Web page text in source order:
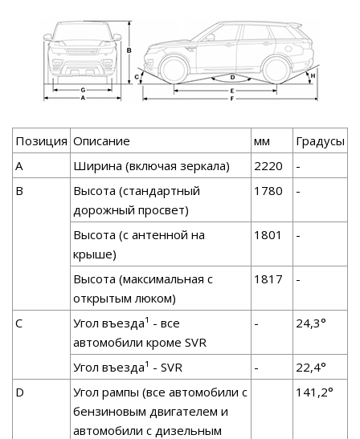
Позиция Описание мм
Градусы
А
Ширина (включая зеркала) 2220
-
В
Высота (стандартный
дорожный просвет)
1780 -
Высота (с антенной на
крыше)
1801 -
Высота (максимальная с
открытым люком)
1817 -
С
Угол въезда¹ - все
автомобили кроме SVR
- 24,3°
Угол въезда¹ - SVR -
22,4°
D
Угол рампы (все автомобили с
бензиновым двигателем и
автомобили с дизельным
141,2°